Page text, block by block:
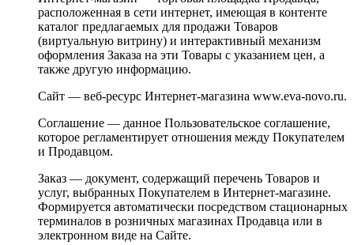
расположенная в сети интернет, имеющая в контенте
каталог предлагаемых для продажи Товаров
(виртуальную витрину) и интерактивный механизм
оформления Заказа на эти Товары с указанием цен, а
также другую информацию.
Сайт — веб-ресурс Интернет-магазина www.eva-novo.ru.
Соглашение — данное Пользовательское соглашение,
которое регламентирует отношения между Покупателем
и Продавцом.
Заказ — документ, содержащий перечень Товаров и
услуг, выбранных Покупателем в Интернет-магазине.
Формируется автоматически посредством стационарных
терминалов в розничных магазинах Продавца или в
электронном виде на Сайте.